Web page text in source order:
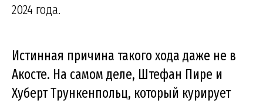
2024 года.
Истинная причина такого хода даже не в
Акосте. На самом деле, Штефан Пире и
Хуберт Трункенпольц, который курирует